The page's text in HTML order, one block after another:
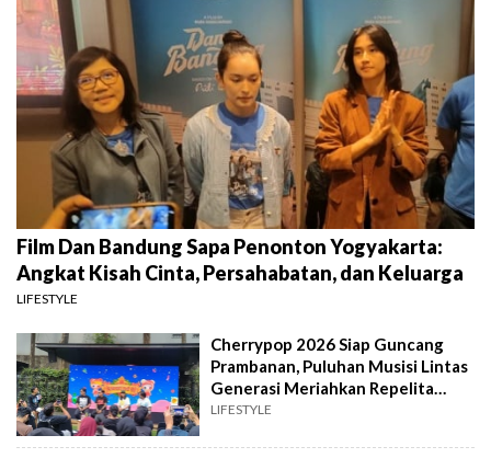
Film Dan Bandung Sapa Penonton Yogyakarta:
Angkat Kisah Cinta, Persahabatan, dan Keluarga
LIFESTYLE
Cherrypop 2026 Siap Guncang
Prambanan, Puluhan Musisi Lintas
Generasi Meriahkan Repelita
Musik
LIFESTYLE